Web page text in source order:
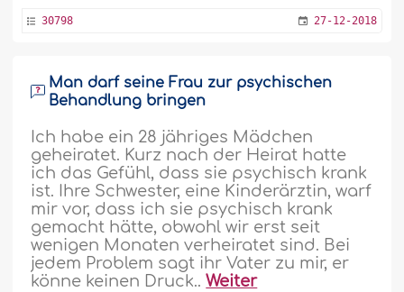
30798 27-12-2018
Man darf seine Frau zur psychischen
Behandlung bringen
Ich habe ein 28 jähriges Mädchen
geheiratet. Kurz nach der Heirat hatte
ich das Gefühl, dass sie psychisch krank
ist. Ihre Schwester, eine Kinderärztin, warf
mir vor, dass ich sie psychisch krank
gemacht hätte, obwohl wir erst seit
wenigen Monaten verheiratet sind. Bei
jedem Problem sagt ihr Vater zu mir, er
könne keinen Druck..Weiter